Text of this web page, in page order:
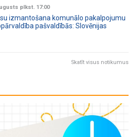
plkst. 17:00
izmantošana komunālo pakalpojumu
pašvaldībās: Slovēnijas
Skatīt visus notikumus